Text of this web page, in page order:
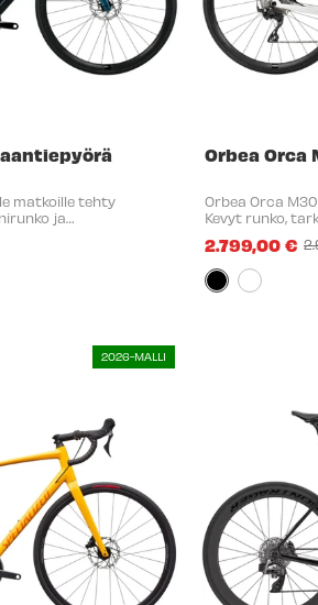
matkoille tehty
ja
ja
...
Orbea Orca
Orbea Orca
Kevyt runko,
helposti
2.799,00 €
Old
price
Väri:
Musta
2026-MALLI